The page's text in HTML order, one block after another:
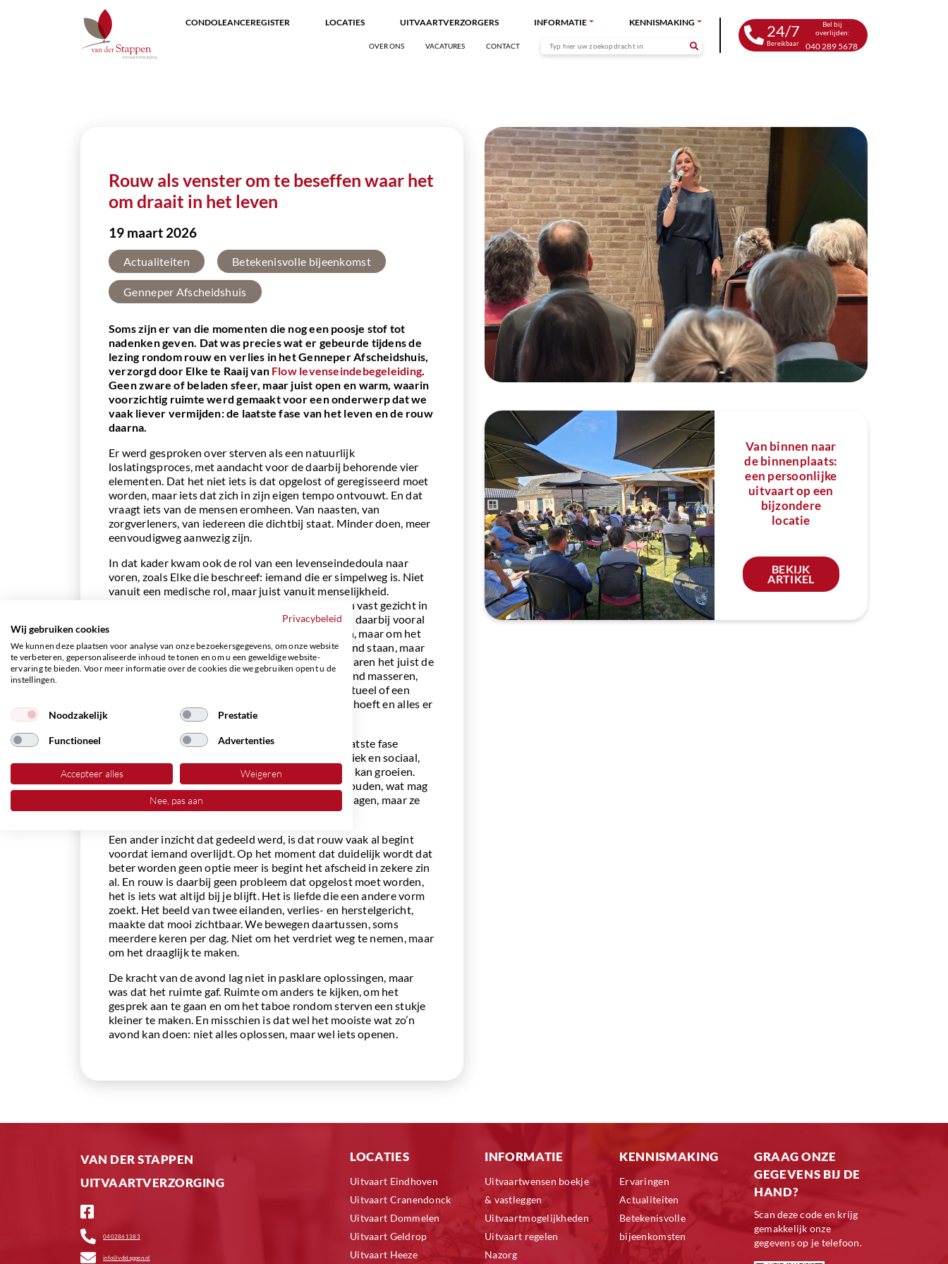
CONDOLEANCEREGISTER LOCATIES UITVAARTVERZORGERS INFORMATIE KENNISMAKING
OVER ONS VACATURES CONTACT
24/7
Bereikbaar
Bel bij
overlijden:
040 289 5678
Rouw als venster om te beseffen waar het
om draait in het leven
19 maart 2026
Actualiteiten Betekenisvolle bijeenkomst
Genneper Afscheidshuis
Soms zijn er van die momenten die nog een poosje stof tot
nadenken geven. Dat was precies wat er gebeurde tijdens de
lezing rondom rouw en verlies in het Genneper Afscheidshuis,
verzorgd door Elke te Raaij van Flow levenseindebegeleiding.
Geen zware of beladen sfeer, maar juist open en warm, waarin
voorzichtig ruimte werd gemaakt voor een onderwerp dat we
vaak liever vermijden: de laatste fase van het leven en de rouw
daarna.
Er werd gesproken over sterven als een natuurlijk
loslatingsproces, met aandacht voor de daarbij behorende vier
elementen. Dat het niet iets is dat opgelost of geregisseerd moet
worden, maar iets dat zich in zijn eigen tempo ontvouwt. En dat
vraagt iets van de mensen eromheen. Van naasten, van
zorgverleners, van iedereen die dichtbij staat. Minder doen, meer
eenvoudigweg aanwezig zijn.
In dat kader kwam ook de rol van een levenseindedoula naar
voren, zoals Elke die beschreef: iemand die er simpelweg is. Niet
vanuit een medische rol, maar juist vanuit menselijkheid.
Praktisch, emotioneel en soms ook spiritueel. Een vast gezicht in
een periode waarin alles onzeker kan voelen. Wat daarbij vooral
raakt, is dat het niet draait om antwoorden geven, maar om het
durven blijven bij de vragen. Niet tegenover iemand staan, maar
ernaast zitten, letterlijk en figuurlijk. Misschien waren het juist de
kleine voorbeelden die het meest raakten. Een hand masseren,
een geur die herinnering terugbrengt, een klein ritueel of een
moment van stilte na het overlijden, waarin niets hoeft en alles er
Er werd ook stilgestaan bij hoe het leven in die laatste fase
verandert. Hoe de wereld kleiner kan worden, fysiek en sociaal,
maar tegelijkertijd de aandacht voor het moment kan groeien.
Vragen als: wat is nog belangrijk, wat wil je vasthouden, wat mag
nog afgerond worden. Het zijn geen makkelijke vragen, maar ze
raken wel de essentie.
Een ander inzicht dat gedeeld werd, is dat rouw vaak al begint
voordat iemand overlijdt. Op het moment dat duidelijk wordt dat
beter worden geen optie meer is begint het afscheid in zekere zin
al. En rouw is daarbij geen probleem dat opgelost moet worden,
het is iets wat altijd bij je blijft. Het is liefde die een andere vorm
zoekt. Het beeld van twee eilanden, verlies- en herstelgericht,
maakte dat mooi zichtbaar. We bewegen daartussen, soms
meerdere keren per dag. Niet om het verdriet weg te nemen, maar
om het draaglijk te maken.
De kracht van de avond lag niet in pasklare oplossingen, maar
was dat het ruimte gaf. Ruimte om anders te kijken, om het
gesprek aan te gaan en om het taboe rondom sterven een stukje
kleiner te maken. En misschien is dat wel het mooiste wat zo’n
avond kan doen: niet alles oplossen, maar wel iets openen.
Van binnen naar
de binnenplaats:
een persoonlijke
uitvaart op een
bijzondere
locatie
BEKIJK
ARTIKEL
VAN DER STAPPEN
UITVAARTVERZORGING
0402861383
info@vdstappen.nl
LOCATIES
Uitvaart Eindhoven
Uitvaart Cranendonck
Uitvaart Dommelen
Uitvaart Geldrop
Uitvaart Heeze
INFORMATIE
Uitvaartwensen boekje
& vastleggen
Uitvaartmogelijkheden
Uitvaart regelen
Nazorg
KENNISMAKING
Ervaringen
Actualiteiten
Betekenisvolle
bijeenkomsten
GRAAG ONZE
GEGEVENS BIJ DE
HAND?
Scan deze code en krijg
gemakkelijk onze
gegevens op je telefoon.
Privacybeleid
Wij gebruiken cookies
We kunnen deze plaatsen voor analyse van onze bezoekersgegevens, om onze website
te verbeteren, gepersonaliseerde inhoud te tonen en om u een geweldige website-
ervaring te bieden. Voor meer informatie over de cookies die we gebruiken opent u de
instellingen.
Noodzakelijk Prestatie
Functioneel Advertenties
Accepteer alles Weigeren
Nee, pas aan